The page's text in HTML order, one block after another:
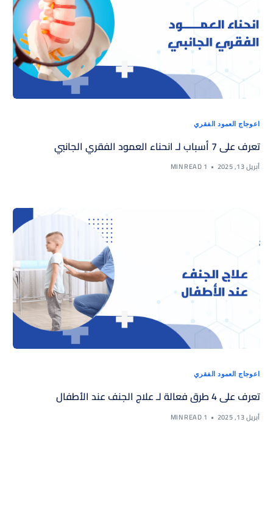
اعوجاج العمود الفقري
تعرف على 7 أسباب لـ انحناء العمود الفقري الجانبي
أبريل 13, 2025 1 MIN READ
اعوجاج العمود الفقري
تعرف على 4 طرق فعالة لـ علاج الجنف عند الأطفال
أبريل 13, 2025 1 MIN READ